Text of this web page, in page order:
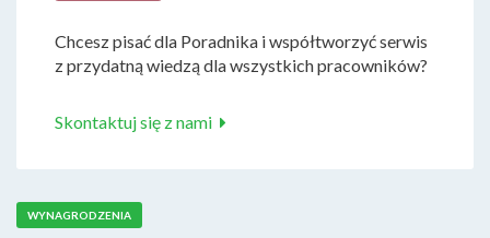
Chcesz pisać dla Poradnika i współtworzyć serwis
z przydatną wiedzą dla wszystkich pracowników?
Skontaktuj się z nami
WYNAGRODZENIA